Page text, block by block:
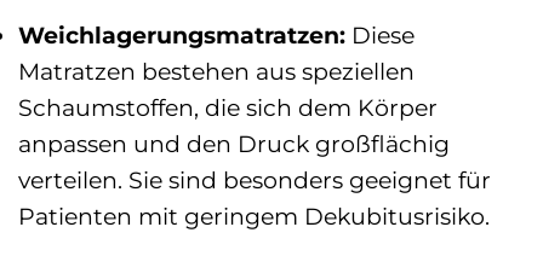
Weichlagerungsmatratzen: Diese
Matratzen bestehen aus speziellen
Schaumstoffen, die sich dem Körper
anpassen und den Druck großflächig
verteilen. Sie sind besonders geeignet für
Patienten mit geringem Dekubitusrisiko.